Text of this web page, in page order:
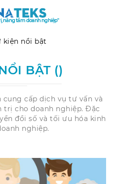
nâng tầm doanh nghiệp"
kiện nổi bật
BẬT ()
cấp dịch vụ tư vấn và
trị cho doanh nghiệp. Đặc
đổi số và tối ưu hóa kinh
nghiệp.